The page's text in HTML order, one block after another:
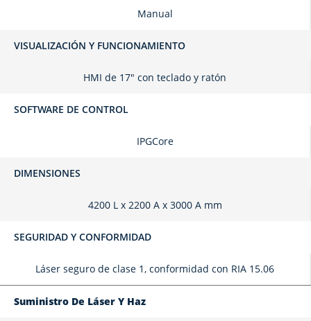
Manual
VISUALIZACIÓN Y FUNCIONAMIENTO
HMI de 17" con teclado y ratón
SOFTWARE DE CONTROL
IPGCore
DIMENSIONES
4200 L x 2200 A x 3000 A mm
SEGURIDAD Y CONFORMIDAD
Láser seguro de clase 1, conformidad con RIA 15.06
Suministro De Láser Y Haz